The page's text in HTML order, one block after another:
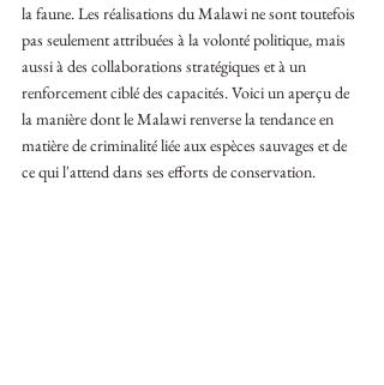
la faune. Les réalisations du Malawi ne sont toutefois
pas seulement attribuées à la volonté politique, mais
aussi à des collaborations stratégiques et à un
renforcement ciblé des capacités. Voici un aperçu de
la manière dont le Malawi renverse la tendance en
matière de criminalité liée aux espèces sauvages et de
ce qui l'attend dans ses efforts de conservation.